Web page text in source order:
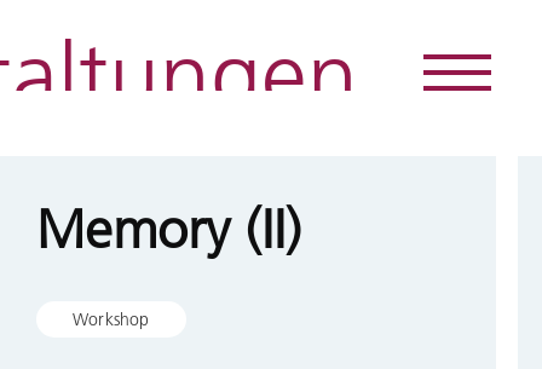
Direkt
Memory (II)
Workshop